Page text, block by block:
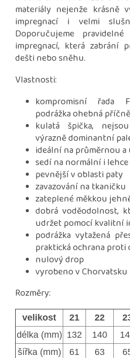
materiály nejenže krásně
impregnací i velmi
Doporučujeme
impregnací, která zabrání
dešti nebo sněhu.
Vlastnosti:
kompromisní řada
podrážka ohebná
kulatá špička,
výrazně dominantní
ideální na průměrnou
sedí na normální i
pevnější v oblasti paty
zavazování na tkaničku
zateplené měkkou
dobrá voděodolnost,
udržet pomocí kvalitní
podrážka vytažená
praktická ochrana
nulový drop
vyrobeno v Chorvatsku
Rozměry:
velikost 21 22
délka (mm) 132 140
šířka (mm)
61 63